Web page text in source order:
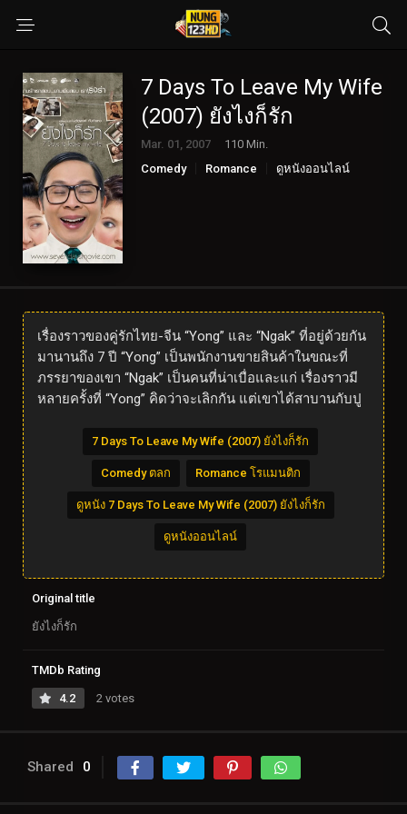
7 Days To Leave My Wife
(2007) ยังไงก็รัก
Mar. 01, 2007
110 Min.
Comedy
Romance ดูหนังออนไลน์
เรื่องราวของคู่รักไทย-จีน “Yong” และ “Ngak” ที่อยู่ด้วยกัน
มานานถึง 7 ปี “Yong” เป็นพนักงานขายสินค้าในขณะที่
ภรรยาของเขา “Ngak” เป็นคนที่น่าเบื่อและแก่ เรื่องราวมี
หลายครั้งที่ “Yong” คิดว่าจะเลิกกัน แต่เขาได้สาบานกับปู
7 Days To Leave My Wife (2007) ยังไงก็รัก
Comedy ตลก Romance โรแมนติก
ดูหนัง 7 Days To Leave My Wife (2007) ยังไงก็รัก
ดูหนังออนไลน์
Original title
ยังไงก็รัก
TMDb Rating
4.2 2 votes
Shared 0